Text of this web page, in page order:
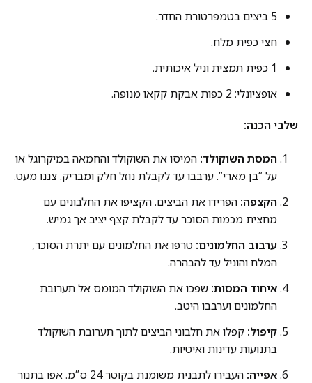
5 ביצים בטמפרטורת החדר.
חצי כפית מלח.
1 כפית תמצית וניל איכותית.
אופציונלי: 2 כפות אבקת קקאו מנופה.
שלבי הכנה:
המסת השוקולד: המיסו את השוקולד והחמאה במיקרוגל או
על “בן מארי”. ערבבו עד לקבלת נוזל חלק ומבריק. צננו מעט.
הקצפה: הפרידו את הביצים. הקציפו את החלבונים עם
מחצית מכמות הסוכר עד לקבלת קצף יציב אך גמיש.
ערבוב החלמונים: טרפו את החלמונים עם יתרת הסוכר,
המלח והוניל עד להבהרה.
איחוד המסות: שפכו את השוקולד המומס אל תערובת
החלמונים וערבבו היטב.
קיפול: קפלו את חלבוני הביצים לתוך תערובת השוקולד
בתנועות עדינות ואיטיות.
אפייה:
העבירו לתבנית משומנת בקוטר 24 ס”מ. אפו בתנור